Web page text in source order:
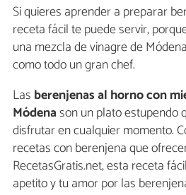
Si quieres aprender a preparar
receta fácil te puede servir,
una mezcla de vinagre de
como todo un gran chef.
Las berenjenas al horno con
Módenason un plato estupendo
disfrutar en cualquier momento.
recetas con berenjena que
RecetasGratis.net, esta receta
apetito y tu amor por las